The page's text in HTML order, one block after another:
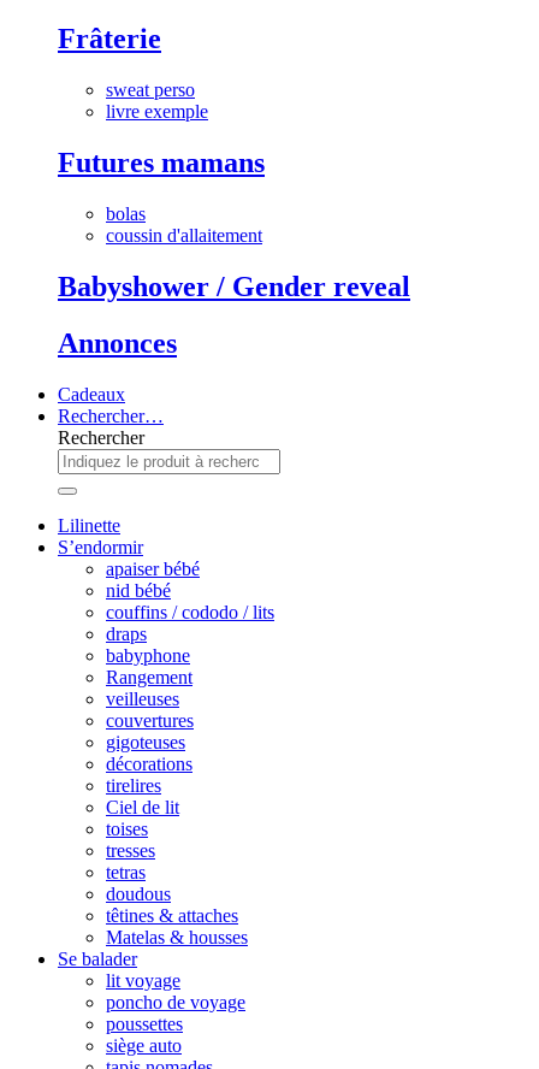
Frâterie
sweat perso
livre exemple
Futures mamans
bolas
coussin d'allaitement
Babyshower / Gender reveal
Annonces
Cadeaux
Rechercher…
Rechercher
Lilinette
S’endormir
apaiser bébé
nid bébé
couffins / cododo / lits
draps
babyphone
Rangement
veilleuses
couvertures
gigoteuses
décorations
tirelires
Ciel de lit
toises
tresses
tetras
doudous
têtines & attaches
Matelas & housses
Se balader
lit voyage
poncho de voyage
poussettes
siège auto